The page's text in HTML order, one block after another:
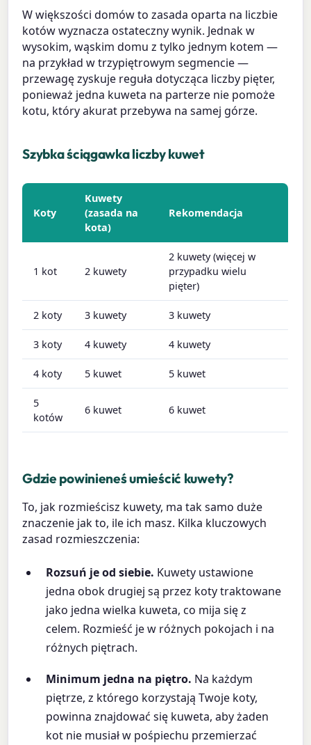
W większości domów to zasada oparta na liczbie
kotów wyznacza ostateczny wynik. Jednak w
wysokim, wąskim domu z tylko jednym kotem —
na przykład w trzypiętrowym segmencie —
przewagę zyskuje reguła dotycząca liczby pięter,
ponieważ jedna kuweta na parterze nie pomoże
kotu, który akurat przebywa na samej górze.
Szybka ściągawka liczby kuwet
Koty
Kuwety
(zasada na
kota)
Rekomendacja
1 kot 2 kuwety
2 kuwety (więcej w
przypadku wielu
pięter)
2 koty 3 kuwety 3 kuwety
3 koty 4 kuwety 4 kuwety
4 koty 5 kuwet 5 kuwet
5
kotów
6 kuwet 6 kuwet
Gdzie powinieneś umieścić kuwety?
To, jak rozmieścisz kuwety, ma tak samo duże
znaczenie jak to, ile ich masz. Kilka kluczowych
zasad rozmieszczenia:
Rozsuń je od siebie. Kuwety ustawione
jedna obok drugiej są przez koty traktowane
jako jedna wielka kuweta, co mija się z
celem. Rozmieść je w różnych pokojach i na
różnych piętrach.
Minimum jedna na piętro. Na każdym
piętrze, z którego korzystają Twoje koty,
powinna znajdować się kuweta, aby żaden
kot nie musiał w pośpiechu przemierzać